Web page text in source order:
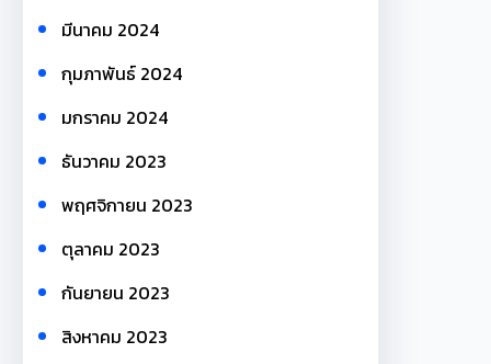
มีนาคม 2024
กุมภาพันธ์ 2024
มกราคม 2024
ธันวาคม 2023
พฤศจิกายน 2023
ตุลาคม 2023
กันยายน 2023
สิงหาคม 2023